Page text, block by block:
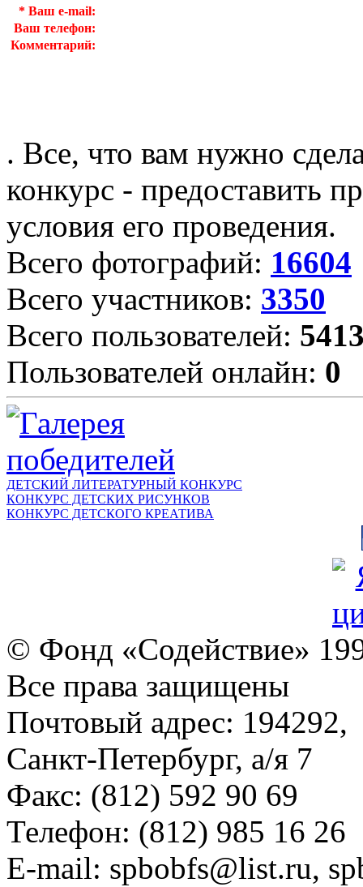
* Ваш e-mail:
Ваш телефон:
Комментарий:
. Все, что вам нужно
конкурс - предоставить
условия его проведения.
Всего фотографий: 16604
Всего участников: 3350
Всего пользователей:
Пользователей онлайн: 0
ДЕТСКИЙ ЛИТЕРАТУРНЫЙ КОНКУРС
КОНКУРС ДЕТСКИХ РИСУНКОВ
КОНКУРС ДЕТСКОГО КРЕАТИВА
© Фонд «Содействие»
Все права защищены
Почтовый адрес: 194292,
Санкт-Петербург, а/я 7
Факс: (812) 592 90 69
Телефон: (812) 985 16 26
E-mail: spbobfs@list.ru,